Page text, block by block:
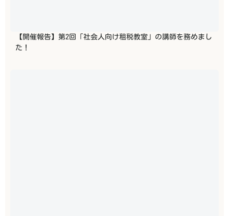
【開催報告】第2回「社会人向け租税教室」の講師を務めまし
た！